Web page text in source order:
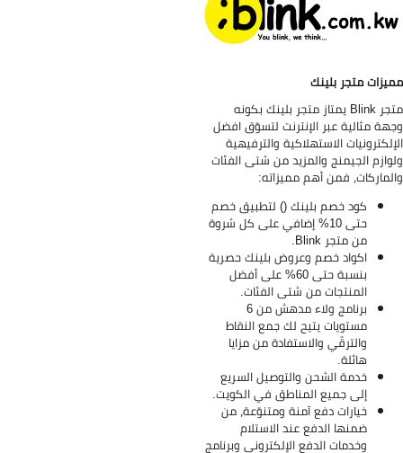
متجر بلينك
متجر Blink يمتاز متجر بلينك بكونه
مثالية عبر الإنترنت لتسوّق افضل
الاستهلاكية والترفيهية
الجيمنج والمزيد من شتى الفئات
فمن أهم مميزاته:
كود خصم بلينك () لتطبيق خصم
حتى 10% إضافي على كل شروة
من متجر Blink.
اكواد خصم وعروض بلينك حصرية
بنسبة حتى 60% على أفضل
المنتجات من شتى الفئات.
برنامج ولاء مدهش من 6
مستويات يتيح لك جمع النقاط
والترقّي والاستفادة من مزايا
هائلة.
خدمة الشحن والتوصيل السريع
إلى جميع المناطق في الكويت.
خيارات دفع آمنة ومتنوّعة، من
ضمنها الدفع عند الاستلام
وخدمات الدفع الإلكتروني وبرنامج